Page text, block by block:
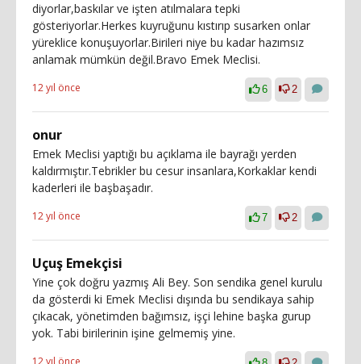
diyorlar,baskılar ve işten atılmalara tepki
gösteriyorlar.Herkes kuyruğunu kıstırıp susarken onlar
yüreklice konuşuyorlar.Birileri niye bu kadar hazımsız
anlamak mümkün değil.Bravo Emek Meclisi.
12 yıl önce 6 2
onur
Emek Meclisi yaptığı bu açıklama ile bayrağı yerden
kaldırmıştır.Tebrikler bu cesur insanlara,Korkaklar kendi
kaderleri ile başbaşadır.
12 yıl önce 7 2
Uçuş Emekçisi
Yine çok doğru yazmış Ali Bey. Son sendika genel kurulu
da gösterdi ki Emek Meclisi dışında bu sendikaya sahip
çıkacak, yönetimden bağımsız, işçi lehine başka gurup
yok. Tabi birilerinin işine gelmemiş yine.
12 yıl önce